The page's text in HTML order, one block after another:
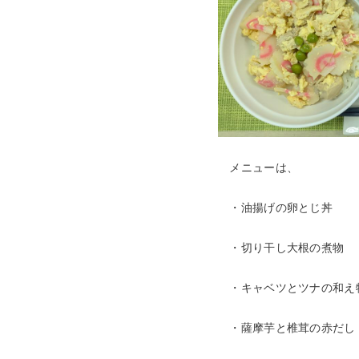
メニューは、
・油揚げの卵とじ丼
・切り干し大根の煮物
・キャベツとツナの和え
・薩摩芋と椎茸の赤だし